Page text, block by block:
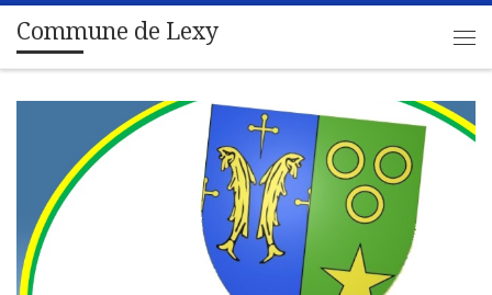
Passer au contenu
Commune de Lexy